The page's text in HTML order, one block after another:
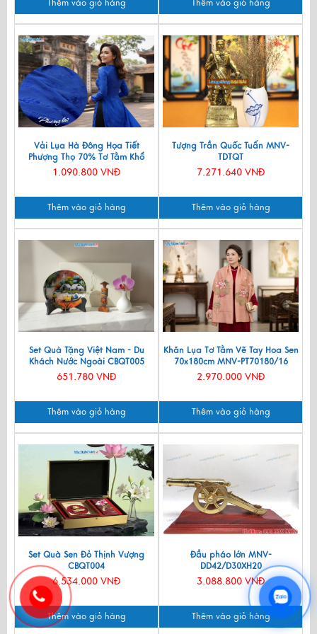
Thêm vào giỏ hàng Thêm vào giỏ hàng
Vải Lụa Hà Đông Họa Tiết
Phượng Thọ 70% Tơ Tằm Khổ
90cm MNV-LNL131
1.090.800 VNĐ
Thêm vào giỏ hàng
Tượng Trần Quốc Tuấn MNV-
TDTQT
7.271.640 VNĐ
Thêm vào giỏ hàng
Set Quà Tặng Việt Nam - Du
Khách Nước Ngoài CBQT005
651.780 VNĐ
Thêm vào giỏ hàng
Khăn Lụa Tơ Tằm Vẽ Tay Hoa Sen
70x180cm MNV-PT70180/16
2.970.000 VNĐ
Thêm vào giỏ hàng
Set Quà Sen Đỏ Thịnh Vượng
CBQT004
6.534.000 VNĐ
Thêm vào giỏ hàng
Đầu pháo lớn MNV-
DD42/D30XH20
3.088.800 VNĐ
Thêm vào giỏ hàng